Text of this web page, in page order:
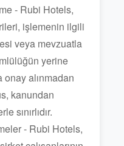
- Rubi Hotels,
işlemenin ilgili
veya mevzuatla
yerine
onay alınmadan
kanundan
sınırlıdır.
- Rubi Hotels,